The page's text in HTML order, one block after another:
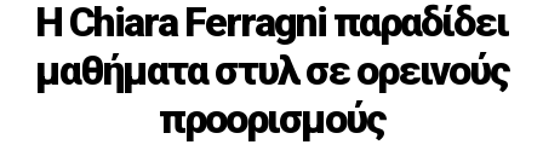
ΣΥΝΔΕΣΜΟΙ
H Chiara Ferragni παραδίδει
μαθήματα στυλ σε ορεινούς
προορισμούς